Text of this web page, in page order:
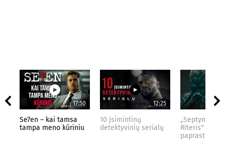
17:50
Se7en – kai tamsa
tampa meno kūriniu
12:25
10 įsimintinų
detektyvinių serialų
„Septynių
Riteris" – kai
paprastumas